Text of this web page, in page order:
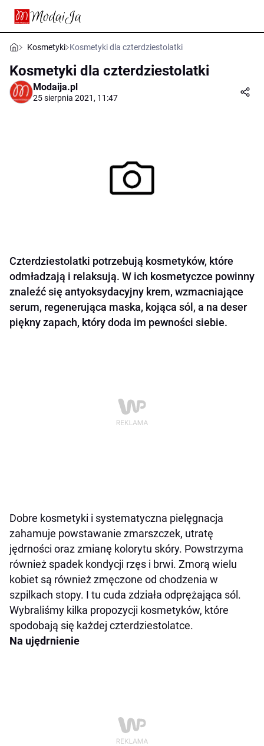
Kosmetyki Kosmetyki dla czterdziestolatki
Kosmetyki dla czterdziestolatki
Modaija.pl
25 sierpnia 2021, 11:47
Czterdziestolatki potrzebują kosmetyków, które
odmładzają i relaksują. W ich kosmetyczce powinny
znaleźć się antyoksydacyjny krem, wzmacniające
serum, regenerująca maska, kojąca sól, a na deser
piękny zapach, który doda im pewności siebie.
Dobre kosmetyki i systematyczna pielęgnacja
zahamuje powstawanie zmarszczek, utratę
jędrności oraz zmianę kolorytu skóry. Powstrzyma
również spadek kondycji rzęs i brwi. Zmorą wielu
kobiet są również zmęczone od chodzenia w
szpilkach stopy. I tu cuda zdziała odprężająca sól.
Wybraliśmy kilka propozycji kosmetyków, które
spodobają się każdej czterdziestolatce.
Na ujędrnienie